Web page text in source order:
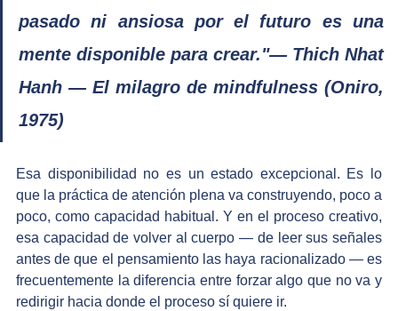
pasado ni ansiosa por el futuro es una
mente disponible para crear."— Thich Nhat
Hanh — El milagro de mindfulness (Oniro,
1975)
Esa disponibilidad no es un estado excepcional. Es lo
que la práctica de atención plena va construyendo, poco a
poco, como capacidad habitual. Y en el proceso creativo,
esa capacidad de volver al cuerpo — de leer sus señales
antes de que el pensamiento las haya racionalizado — es
frecuentemente la diferencia entre forzar algo que no va y
redirigir hacia donde el proceso sí quiere ir.